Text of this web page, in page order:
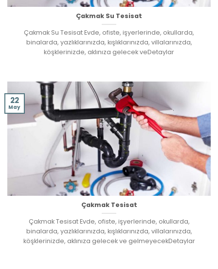
Çakmak Su Tesisat
Çakmak Su Tesisat Evde, ofiste, işyerlerinde, okullarda,
binalarda, yazlıklarınızda, kışlıklarınızda, villalarınızda,
köşklerinizde, aklınıza gelecek veDetaylar
Çakmak Tesisat
Çakmak Tesisat Evde, ofiste, işyerlerinde, okullarda,
binalarda, yazlıklarınızda, kışlıklarınızda, villalarınızda,
köşklerinizde, aklınıza gelecek ve gelmeyecekDetaylar
22
May